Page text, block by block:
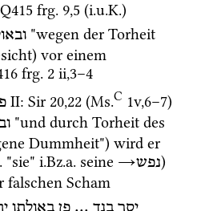
frg. 9,5 (i.u.K.)
"wegen der Torheit
vor einem
frg. 2 ii,3–4
‎ II: Sir 20,22 (Ms.C 1v,6–7)
"und durch Torheit des
Dummheit") wird er
"sie" i.Bz.a. seine →נפש)
falschen Scham
יסר בנך ... פן באולתו